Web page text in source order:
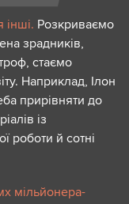
Розкриваємо
зрадників,
стаємо
Наприклад, Ілон
прирівняти до
із
роботи й сотні
мільйонера-